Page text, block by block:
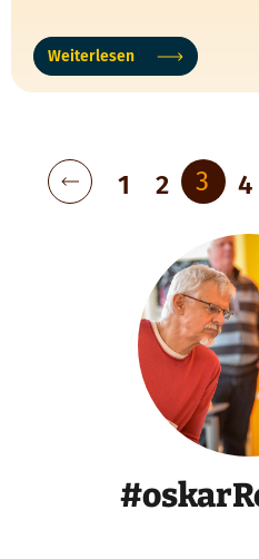
Weiterlesen
1 2 3 4